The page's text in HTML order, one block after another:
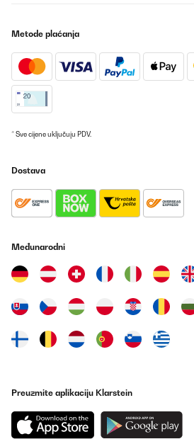
Metode plaćanja
* Sve cijene uključuju PDV.
Dostava
Međunarodni
Preuzmite aplikaciju Klarstein